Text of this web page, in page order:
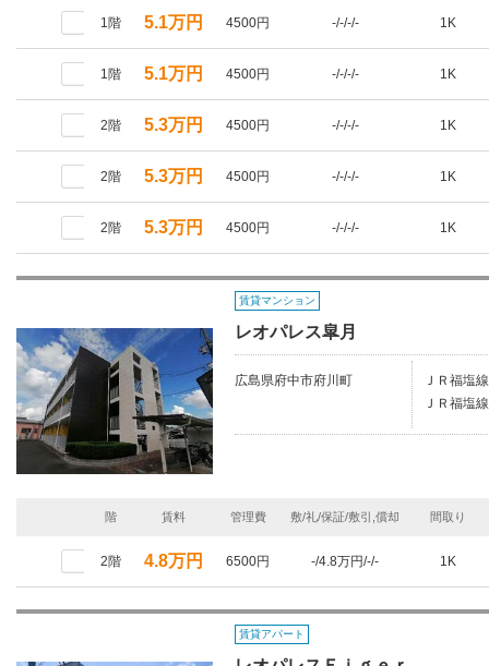
1階 5.1万円 4500円 -/-/-/- 1K
1階 5.1万円 4500円 -/-/-/- 1K
2階 5.3万円 4500円 -/-/-/- 1K
2階 5.3万円 4500円 -/-/-/- 1K
2階 5.3万円 4500円 -/-/-/- 1K
賃貸マンション
レオパレス皐月
広島県府中市府川町
ＪＲ福塩
ＪＲ福塩
階 賃料 管理費 敷/礼/保証/敷引,償却 間取り
2階 4.8万円 6500円 -/4.8万円/-/- 1K
賃貸アパート